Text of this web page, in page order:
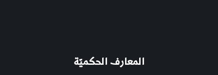
المعارف الحكميّة